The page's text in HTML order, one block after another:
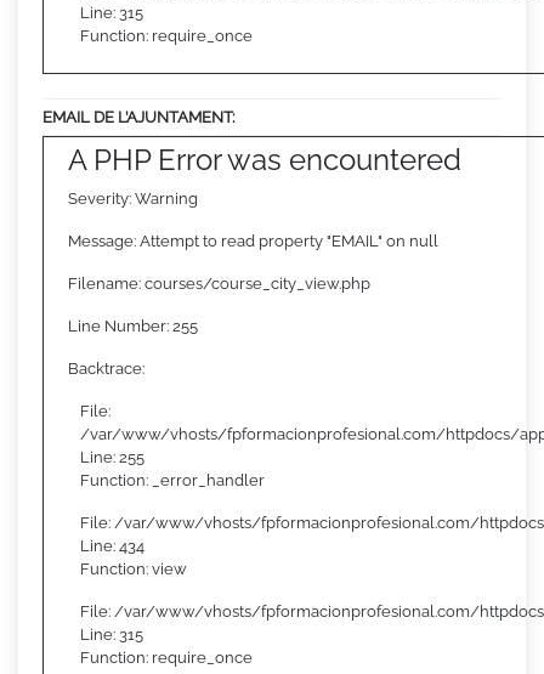
Line: 315
Function: require_once
EMAIL DE L’AJUNTAMENT:
A PHP Error was encountered
Severity: Warning
Message: Attempt to read property "EMAIL" on null
Filename: courses/course_city_view.php
Line Number: 255
Backtrace:
File:
/var/www/vhosts/fpformacionprofesional.com/httpdocs/
Line: 255
Function: _error_handler
File: /var/www/vhosts/fpformacionprofesional.com/
Line: 434
Function: view
File: /var/www/vhosts/fpformacionprofesional.com/
Line: 315
Function: require_once